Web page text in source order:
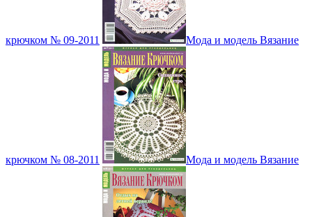
крючком № 09-2011 Мода и модель Вязание
крючком № 08-2011 Мода и модель Вязание